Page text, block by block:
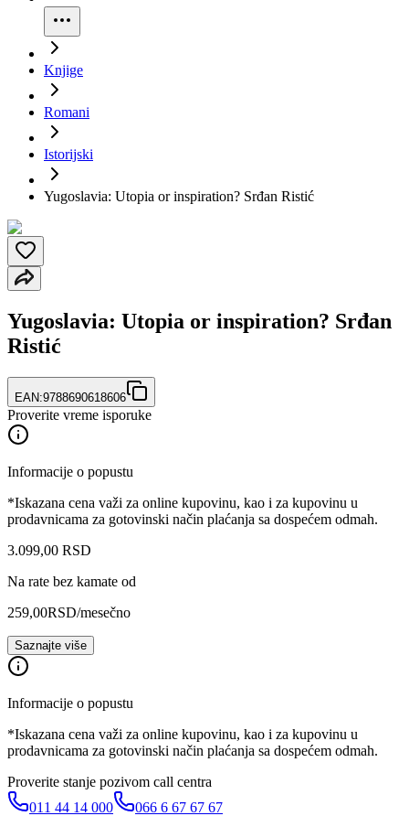
Knjige
Romani
Istorijski
Yugoslavia: Utopia or inspiration? Srđan Ristić
Yugoslavia: Utopia or inspiration? Srđan
Ristić
EAN:9788690618606
Proverite vreme isporuke
Informacije o popustu
*Iskazana cena važi za online kupovinu, kao i za kupovinu u
prodavnicama za gotovinski način plaćanja sa dospećem odmah.
3.099,00 RSD
Na rate bez kamate od
259,00RSD/mesečno
Saznajte više
Informacije o popustu
*Iskazana cena važi za online kupovinu, kao i za kupovinu u
prodavnicama za gotovinski način plaćanja sa dospećem odmah.
Proverite stanje pozivom call centra
011 44 14 000
066 6 67 67 67